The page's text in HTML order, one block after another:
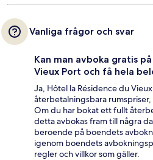
Vanliga frågor och svar
Kan man avboka gratis
Vieux Port och få hela
Ja, Hôtel la Résidence du
återbetalningsbara rumspriser,
Om du har bokat ett fullt
detta avbokas fram till några
beroende på boendets
igenom boendets
regler och villkor som gäller.